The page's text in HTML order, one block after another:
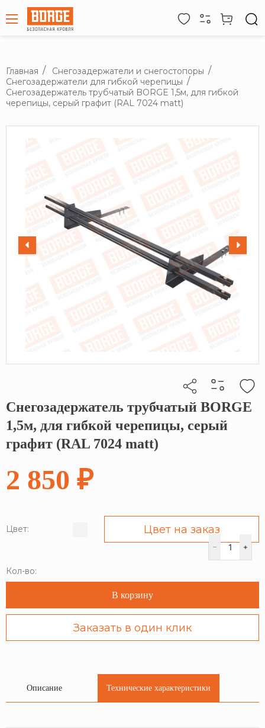
Главная
Снегозадержатели и снегостопоры
Снегозадержатели для гибкой черепицы
Снегозадержатель трубчатый BORGE 1,5м, для гибкой
черепицы, серый графит (RAL 7024 matt)
Кликните, чтобы скопировать прямую ссылку
Снегозадержатель трубчатый BORGE
1,5м, для гибкой черепицы, серый
графит (RAL 7024 matt)
2 850 ₽
Цвет: Цвет на заказ
Кол-во:
В корзину
Заказать в один клик
Описание Технические характеристики